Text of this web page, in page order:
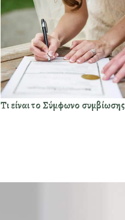
Τι είναι το Σύμφωνο συμβίωσης